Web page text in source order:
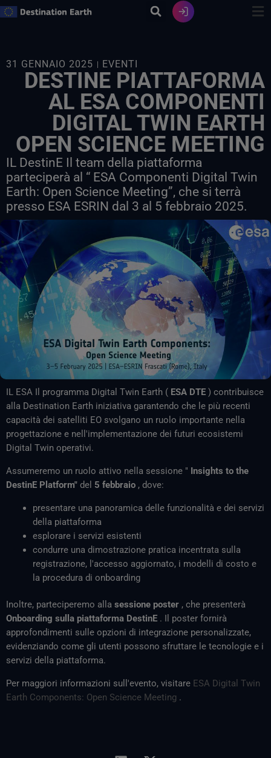
Vai
31 GENNAIO 2025 EVENTI
DESTINE PIATTAFORMA
AL ESA COMPONENTI
DIGITAL TWIN EARTH
OPEN SCIENCE MEETING
IL DestinE Il team della piattaforma
parteciperà al “ ESA Componenti Digital Twin
Earth: Open Science Meeting”, che si terrà
presso ESA ESRIN dal 3 al 5 febbraio 2025.
IL ESA Il programma Digital Twin Earth ( ESA DTE ) contribuisce
alla Destination Earth iniziativa garantendo che le più recenti
capacità dei satelliti EO svolgano un ruolo importante nella
progettazione e nell'implementazione dei futuri ecosistemi
Digital Twin operativi.
Assumeremo un ruolo attivo nella sessione " Insights to the
DestinE Platform" del 5 febbraio , dove:
presentare una panoramica delle funzionalità e dei servizi
della piattaforma
esplorare i servizi esistenti
condurre una dimostrazione pratica incentrata sulla
registrazione, l'accesso aggiornato, i modelli di costo e
la procedura di onboarding
Inoltre, parteciperemo alla sessione poster , che presenterà
Onboarding sulla piattaforma DestinE . Il poster fornirà
approfondimenti sulle opzioni di integrazione personalizzate,
evidenziando come gli utenti possono sfruttare le tecnologie e i
servizi della piattaforma.
Per maggiori informazioni sull'evento, visitare ESA Digital Twin
Earth Components: Open Science Meeting .